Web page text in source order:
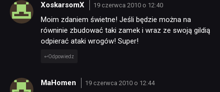
XoskarsomX 19 czerwca 2010 o 12:40
Moim zdaniem świetne! Jeśli będzie można na
równinie zbudować taki zamek i wraz ze swoją gildią
odpierać ataki wrogów! Super!
Odpowiedz
MaHomen 19 czerwca 2010 o 12:44